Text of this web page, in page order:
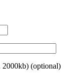
2000kb) (optional)